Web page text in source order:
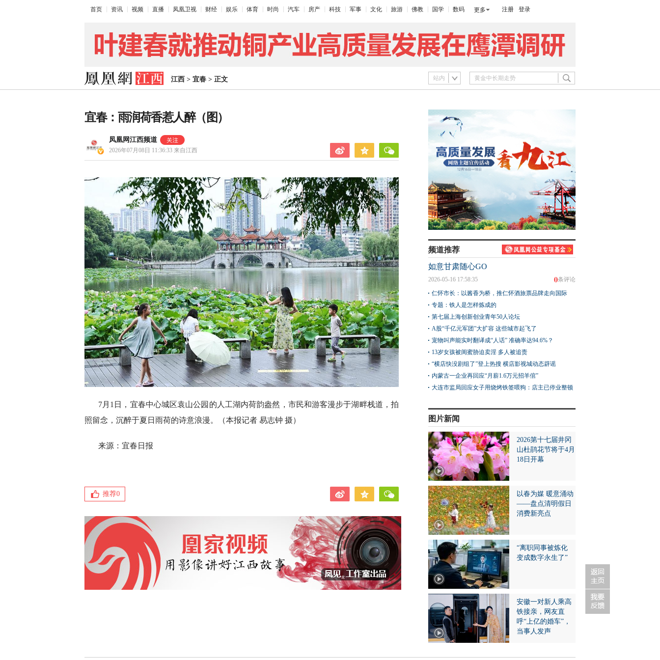
首页 资讯 视频 直播 凤凰卫视 财经 娱乐 体育 时尚 汽车 房产 科技 军事 文化 旅游 佛教 国学 数码 更多 注册 登录
江西 > 宜春 > 正文 站内
宜春：雨润荷香惹人醉（图）
凤凰网江西频道
2026年07月08日 11:36:33 来自江西
7月1日，宜春中心城区袁山公园的人工湖内荷韵盎然，市民和游客漫步于湖畔栈道，拍
照留念，沉醉于夏日雨荷的诗意浪漫。
（本报记者 易志钟 摄）
来源：宜春日报
推荐0
频道推荐
如意甘肃随心GO
0条评论
2026-05-16 17:58:35
仁怀市长：以酱香为桥，推仁怀酒旅票品牌走向国际
专题：铁人是怎样炼成的
第七届上海创新创业青年50人论坛
A股“千亿元军团”大扩容 这些城市起飞了
宠物叫声能实时翻译成“人话” 准确率达94.6%？
13岁女孩被闺蜜胁迫卖淫 多人被追责
“横店快没剧组了”登上热搜 横店影视城动态辟谣
内蒙古一企业再回应“月薪1.6万元招羊倌”
大连市监局回应女子用烧烤铁签喂狗：店主已停业整顿
图片新闻
2026第十七届井冈
山杜鹃花节将于4月
18日开幕
以春为媒 暖意涌动
——盘点清明假日
消费新亮点
“离职同事被炼化
变成数字永生了”
安徽一对新人乘高
铁接亲，网友直
呼“上亿的婚车”，
当事人发声